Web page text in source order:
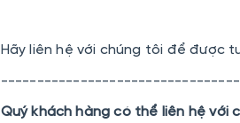
Hãy liên hệ với chúng tôi để được
Quý khách hàng có thể liên hệ với